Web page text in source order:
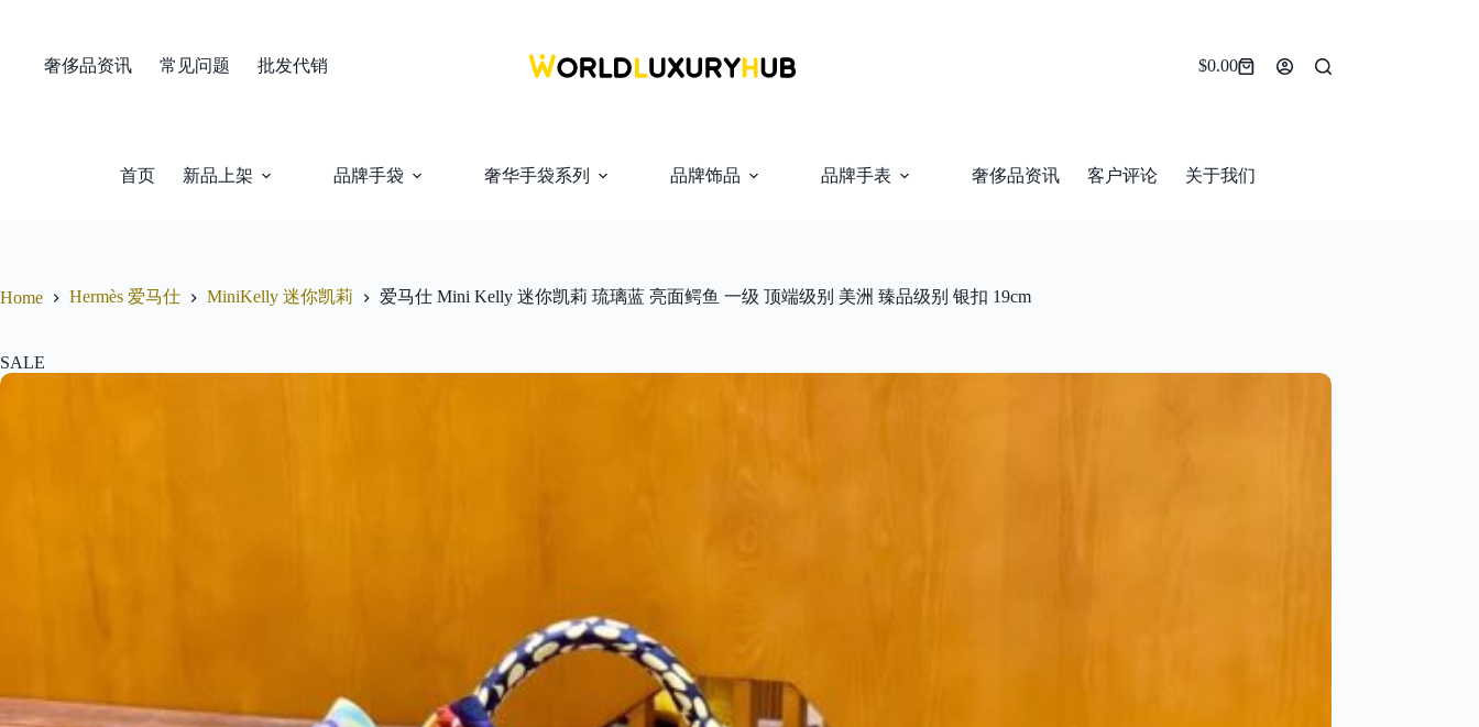
奢侈品资讯
常见问题 批发代销
Shopping
$0.00
首页 新品上架 品牌手袋 奢华手袋系列 品牌饰品 品牌手表 奢侈品资讯 客户评论 关于我们
Home Hermès 爱马仕 MiniKelly 迷你凯莉 爱马仕 Mini Kelly 迷你凯莉 琉璃蓝 亮面鳄鱼 一级 顶端级别 美洲 臻品级别 银扣 19cm
SALE